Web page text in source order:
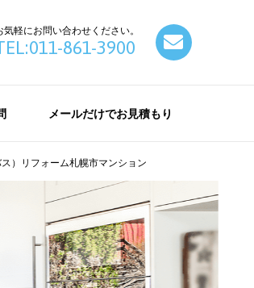
気軽にお問い合わせください。
861-3900
メールだけでお見積もり
）リフォーム札幌市マンション